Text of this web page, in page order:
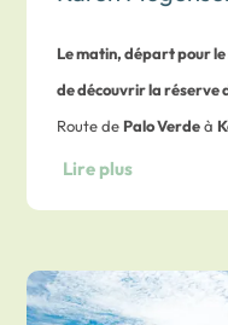
Le matin, départ pour le
de découvrir la réserve
Route de Palo Verdeà
atteindrez le
vous laisserez votre
à pied pour rejoindre le
Lire plus